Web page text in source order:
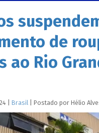
de
ao Rio
Brasil Postado por Hélio